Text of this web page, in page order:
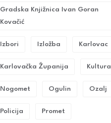
Gradska Knjižnica Ivan Goran
Kovačić
Izbori Izložba Karlovac
Karlovačka Županija Kultura
Nogomet Ogulin Ozalj
Policija Promet